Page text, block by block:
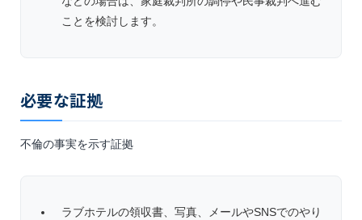
ことを検討します。
必要な証拠
不倫の事実を示す証拠
ラブホテルの領収書、写真、メールやSNSでのやり